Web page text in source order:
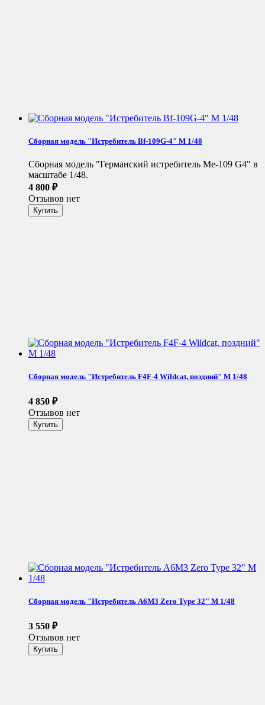
Сборная модель "Истребитель Bf-109G-4" М 1/48
Сборная модель "Германский истребитель Me-109 G4" в
масштабе 1/48.
4 800 ₽
Отзывов нет
Сборная модель "Истребитель F4F-4 Wildcat, поздний" М 1/48
4 850 ₽
Отзывов нет
Сборная модель "Истребитель A6M3 Zero Type 32" М 1/48
3 550 ₽
Отзывов нет